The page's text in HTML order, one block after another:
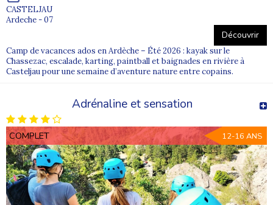
CASTELJAU
Ardeche - 07
Découvrir
Camp de vacances ados en Ardèche – Été 2026 : kayak sur le
Chassezac, escalade, karting, paintball et baignades en rivière à
Casteljau pour une semaine d’aventure nature entre copains.
Adrénaline et sensation
COMPLET 12-16 ANS